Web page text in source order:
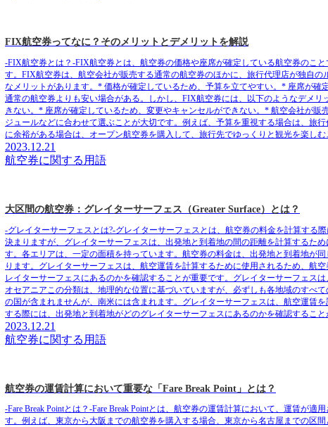
FIX航空券ってなに？そのメリットとデメリットを解説
-FIX航空券とは？-FIX航空券とは、航空券の価格や座席が確定している航空券のこ
す。FIX航空券は、航空会社が販売する通常の航空券のほかに、旅行代理店が独自
なメリットがあります。* 価格が確定しているため、予算を立てやすい。* 座席が
通常の航空券よりも安い場合がある。しかし、FIX航空券には、以下のようなデメ
きない。* 座席が確定しているため、変更やキャンセルができない。* 航空会社が
ジュールなどに合わせて選ぶことが大切です。例えば、予算を重視する場合は、旅
に余裕がある場合は、オープン航空券を購入して、旅行先でゆっくりと観光を楽しむ
2023.12.21
航空券に関する用語
大区間の航空券：グレイターサーフェス（Greater Surface）とは？
-グレイターサーフェスとは?-グレイターサーフェスとは、航空券の料金を計算する
決まりますが、グレイターサーフェスは、出発地と到着地の間の距離を計算するた
す。各エリアは、一定の面積を持っています。航空券の料金は、出発地と到着地が
ります。グレイターサーフェスは、航空運賃を計算するために使用されるため、航
レイターサーフェスにあるのかを確認することが重要です。グレイターサーフェ
オセアニアこの分類は、地理的な位置に基づいていますが、必ずしも各地域のすべ
の国が含まれませんが、南米には含まれます。グレイターサーフェスは、航空運賃
する際には、出発地と到着地がどのグレイターサーフェスにあるのかを確認すること
2023.12.21
航空券に関する用語
航空券の運賃計算において重要な「Fare Break Point」とは？
-Fare Break Pointとは？-Fare Break Pointとは、航空券の運賃計算において、運賃が
す。例えば、東京から大阪までの航空券を購入する場合、東京から名古屋までの区